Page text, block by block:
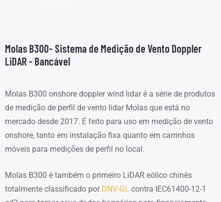
Molas B300- Sistema de Medição de Vento Doppler
LiDAR - Bancável
Molas B300 onshore doppler wind lidar é a série de produtos
de medição de perfil de vento lidar Molas que está no
mercado desde 2017. É feito para uso em medição de vento
onshore, tanto em instalação fixa quanto em carrinhos
móveis para medições de perfil no local.
Molas B300 é também o primeiro LiDAR eólico chinês
totalmente classificado por DNV-GL contra IEC61400-12-1